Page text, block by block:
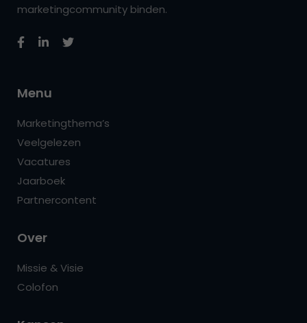
marketingcommunity binden.
Menu
Marketingthema’s
Veelgelezen
Vacatures
Jaarboek
Partnercontent
Over
Missie & Visie
Colofon